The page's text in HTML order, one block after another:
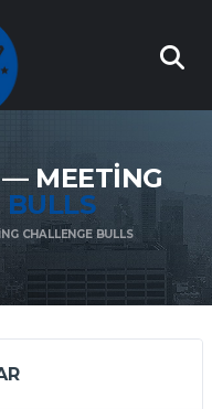
MEETING
BULLS
CHALLENGE BULLS